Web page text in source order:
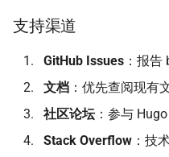
支持渠道
GitHub Issues ：报
文档 ：优先查阅现有
社区论坛：参与
Stack Overflow ：技